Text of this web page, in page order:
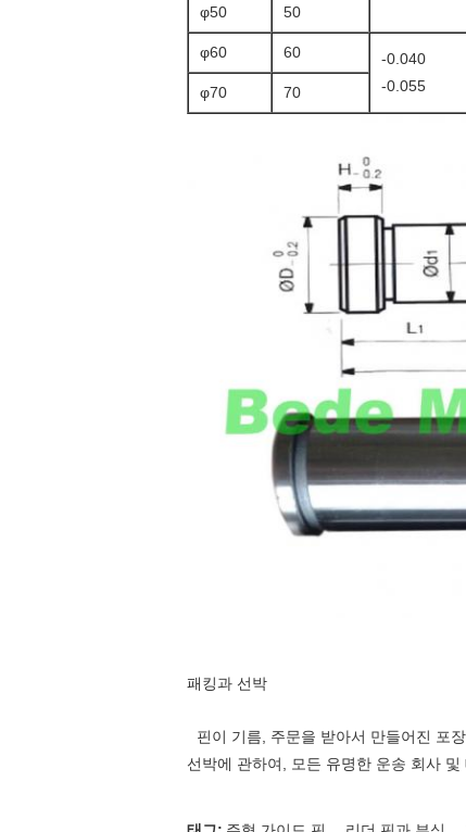
φ50 50
φ60 60
-0.040
-0.055
φ70
70
패킹과 선박
핀이 기름, 주문을 받아서 만들어진 포
선박에 관하여, 모든 유명한 운송 회사